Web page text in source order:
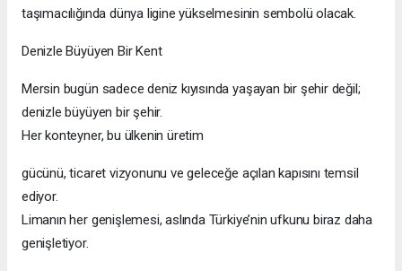
taşımacılığında dünya ligine yükselmesinin sembolü olacak.
Denizle Büyüyen Bir Kent
Mersin bugün sadece deniz kıyısında yaşayan bir şehir değil;
denizle büyüyen bir şehir.
Her konteyner, bu ülkenin üretim
gücünü, ticaret vizyonunu ve geleceğe açılan kapısını temsil
ediyor.
Limanın her genişlemesi, aslında Türkiye’nin ufkunu biraz daha
genişletiyor.